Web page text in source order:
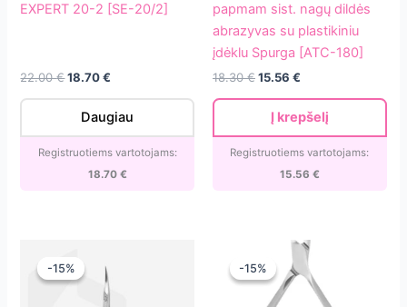
[SE-
EXPERT 20-2 [SE-20/2]
22.00€Original
22.00 €.
18.70€
18.70 €.
Daugiau
Registruotiems vartotojams:
18.70 €
gritų
papmam
sist.
nagų
dildės
abrazyvas
papmam sist. nagų dildės
abrazyvas su plastikiniu
įdėklu Spurga [ATC-180]
18.30€Original
18.30 €.
15.56 €
is:
15.56 €.
Į krepšelį
Registruotiems vartotojams:
15.56 €
-15%
-15% -15%
-15%